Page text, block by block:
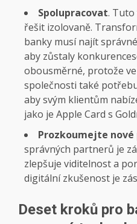
Spolupracovat. Tuto
řešit izolovaně.
banky musí najít
aby zůstaly
obousměrné, protože
společnosti také
aby svým klientům
jako je Apple Card s
Prozkoumejte
správných partnerů je
zlepšuje viditelnost a
digitální zkušenost je
Deset kroků pro